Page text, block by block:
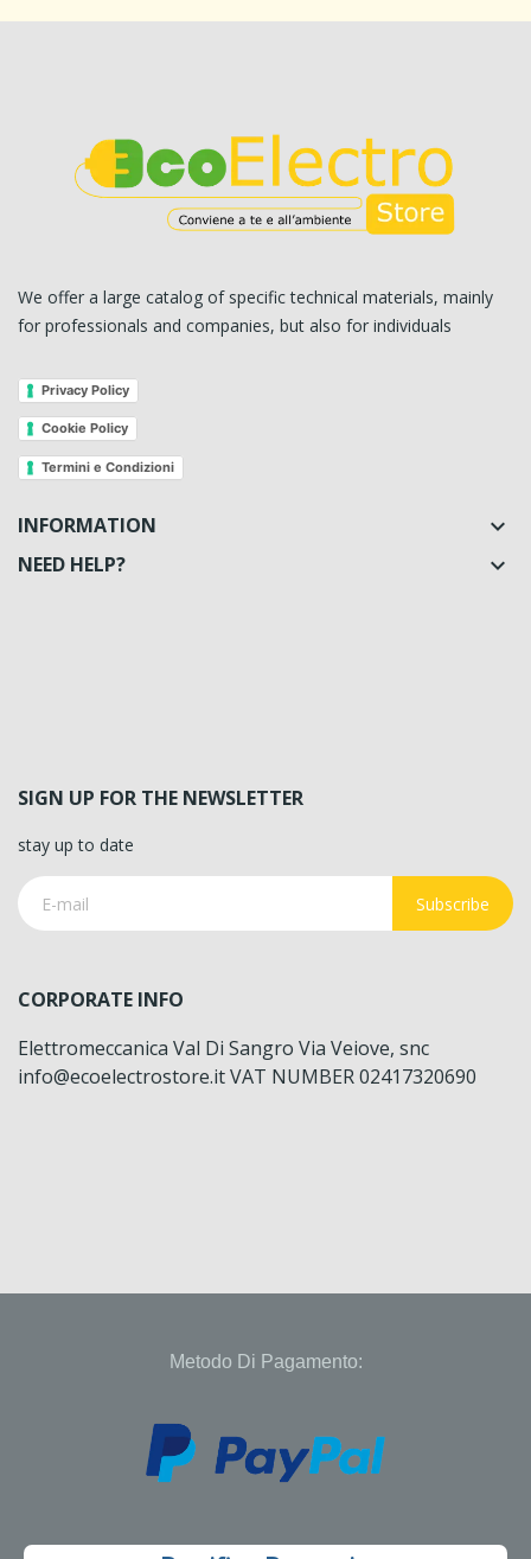
We offer a large catalog of specific technical materials, mainly
for professionals and companies, but also for individuals
Privacy Policy
Cookie Policy
Termini e Condizioni
INFORMATION 
NEED HELP? 
SIGN UP FOR THE NEWSLETTER
stay up to date
Subscribe
CORPORATE INFO
Elettromeccanica Val Di Sangro Via Veiove, snc
info@ecoelectrostore.it VAT NUMBER 02417320690
Metodo Di Pagamento: